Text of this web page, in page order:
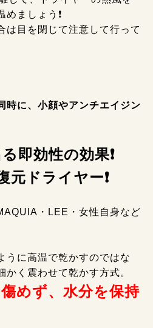
ましょう❗
は目を閉じて注意して行って
時に、小顔やアンチエイジン
即効性の効果❗
元ドライヤー❗
・LEE・女性自身など
うに高温で乾かすのではな
かく震わせて乾かす方式。
めず、水分を保持